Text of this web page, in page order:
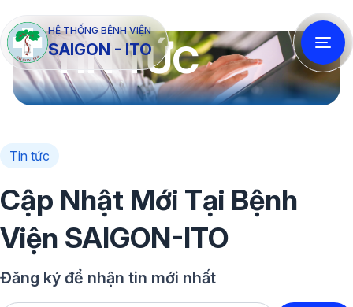
HỆ THỐNG BỆNH VIỆN
SAIGON - ITO
TIN TỨC
Tin tức
Cập Nhật Mới Tại Bệnh
Viện SAIGON-ITO
Đăng ký để nhận tin mới nhất